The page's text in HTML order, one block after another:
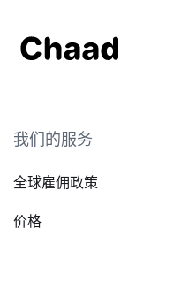
我们的服务
全球雇佣政策
价格